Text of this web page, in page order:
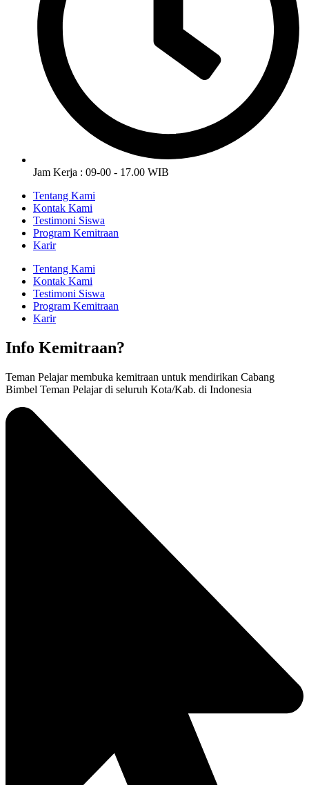
Jam Kerja : 09-00 - 17.00 WIB
Tentang Kami
Kontak Kami
Testimoni Siswa
Program Kemitraan
Karir
Tentang Kami
Kontak Kami
Testimoni Siswa
Program Kemitraan
Karir
Info Kemitraan?
Teman Pelajar membuka kemitraan untuk mendirikan Cabang
Bimbel Teman Pelajar di seluruh Kota/Kab. di Indonesia